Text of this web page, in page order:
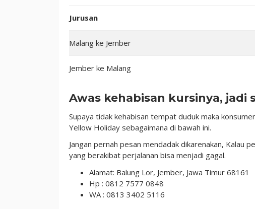
Jurusan
Malang ke Jember
Jember ke Malang
Awas kehabisan kursinya, jadi
Supaya tidak kehabisan tempat duduk maka
Yellow Holiday sebagaimana di bawah ini.
Jangan pernah pesan mendadak dikarenakan, Kalau
yang berakibat perjalanan bisa menjadi gagal.
Alamat: Balung Lor, Jember, Jawa Timur 68161
Hp : 0812 7577 0848
WA : 0813 3402 5116